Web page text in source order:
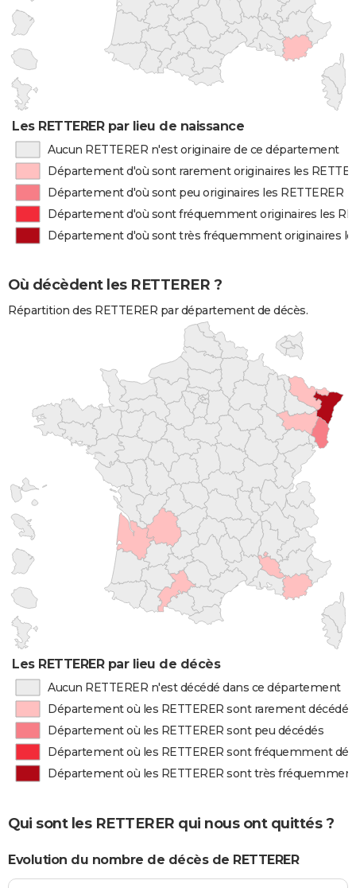
Les RETTERER par lieu de naissance
Aucun RETTERER n'est originaire de ce département
Département d'où sont rarement originaires les
Département d'où sont peu originaires les RETTERER
Département d'où sont fréquemment originaires les
Département d'où sont très fréquemment originaires
Où décèdent les RETTERER ?
Répartition des RETTERER par département de décès.
Les RETTERER par lieu de décès
Aucun RETTERER n'est décédé dans ce département
Département où les RETTERER sont rarement décédés
Département où les RETTERER sont peu décédés
Département où les RETTERER sont fréquemment
Département où les RETTERER sont très
Qui sont les RETTERER qui nous ont quittés ?
Evolution du nombre de décès de RETTERER